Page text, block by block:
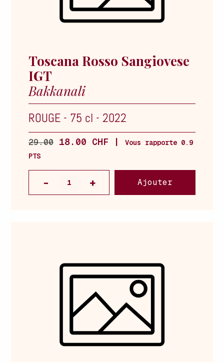
Toscana Rosso Sangiovese
IGT
Bakkanali
ROUGE - 75 cl - 2022
29.00 18.00 CHF |
Vous rapporte 0.9
PTS
Ajouter